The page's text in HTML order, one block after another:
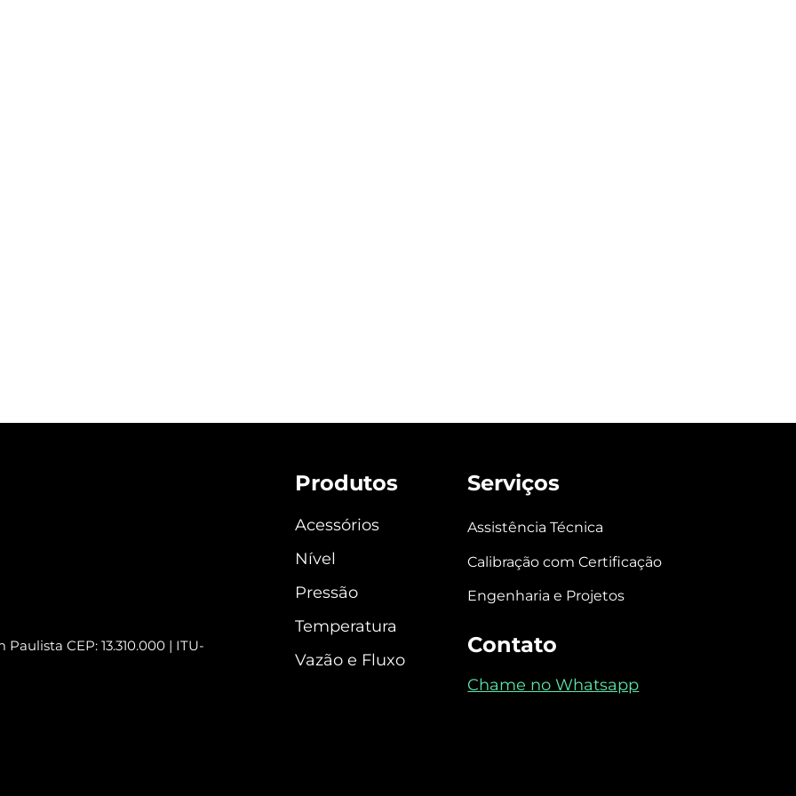
CEP: 13.310.000 | ITU-
Produtos
Acessórios
Nível
Pressão
Temperatura
Vazão e Fluxo
Serviços
Assistência Técnica
Calibração com Certificação
Engenharia e Projetos
Contato
Chame no Whatsapp